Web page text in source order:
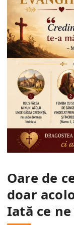
Oare de
doar
Iată ce